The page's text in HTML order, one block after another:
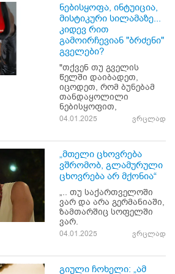
ნებისყოფა, ინტუიცია,
მისტიკური სილამაზე...
კიდევ რით
გამოირჩევიან "ბრძენი"
გველები?
"თქვენ თუ გველის
წელში დაიბადეთ,
იცოდეთ, რომ ბუნებამ
თანდაყოლილი
ნებისყოფით,
04.01.2025 ვრცლად
„მთელი ცხოვრება
ვშრომობ, გლამურული
ცხოვრება არ მქონია“
„.. თუ საქართველოში
ვარ და არა გერმანიაში,
ზამთარშიც სოფელში
ვარ.
04.01.2025 ვრცლად
გიული ჩოხელი: „ამ